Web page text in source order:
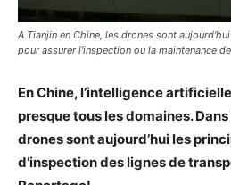
A Tianjin en Chine, les drones sont
pour assurer l'inspection ou la maintenance
En Chine, l’intelligence
presque tous les domaines.
drones sont aujourd’hui les
d’inspection des lignes de